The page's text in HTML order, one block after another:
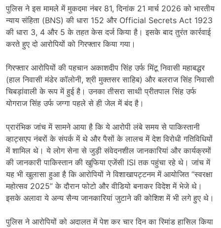
पुलिसनेइसमामलेमेंमुकदमानंबर 81,दिनांक 21मार्च 2026को भारतीय
न्यायसंहिता (BNS)की धारा 152 और Official Secrets Act 1923
की धारा 3, 4 और 5केतहतकेसदर्जकियाहै।इसकेबादतुरंतकार्रवाई
करतेहुएदो आरोपियोंकोगिरफ्तारकियागया।
गिरफ्तार आरोपियोंकीपहचान अकाशदीपसिंहउर्फमिंटूनिवासीमहाबद्धर
(हालनिवासीमंडेरकॉलोनी,श्रीमुक्तसरसाहिब) औरबलराजसिंहनिवासी
चिबड़ांवालीकेरूपमेंहुईहै।उनकातीसरासाथीप्रीतपालसिंहउर्फ
योगराजसिंहउर्फजग्गापहलेसेहीजेलमेंबंदहै।
प्रारंभिकजांचमेंसामने आयाहैकिये आरोपीलंबेसमयसेपाकिस्तानी
व्हाट्सएपनंबरोंकेसंपर्कमें थे औरपैसोंकेलालचमेंदेशविरोधीगतिविधियों
मेंशामिल थे।येलोगसेनासेजुड़ीसंवेदनशीलजानकारियां औरकार्यक्रमों
कीजानकारीपाकिस्तानकीखुफियाएजेंसी ISIतकपहुंचारहे थे।जांचमें
यह भीखुलासाहुआहैकि आरोपियोंनेविशाखापट्टनममें आयोजित “स्वरक्षा
महोत्सव 2025”केदौरानफोटो औरवीडियोबनाकरविदेशमें भेजे थे।
इसके अलावाये अन्यसैन्यजानकारियांजुटानेकीकोशिशमें भीलगेहुए थे।
पुलिसने आरोपियोंको अदालतमेंपेशकरचारदिनकारिमांडहासिलकिया